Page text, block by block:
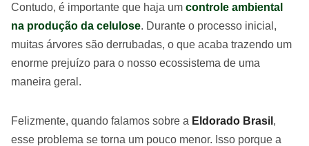
Contudo, é importante que haja um controle ambiental
na produção da celulose. Durante o processo inicial,
muitas árvores são derrubadas, o que acaba trazendo um
enorme prejuízo para o nosso ecossistema de uma
maneira geral.
Felizmente, quando falamos sobre a Eldorado Brasil ,
esse problema se torna um pouco menor. Isso porque a